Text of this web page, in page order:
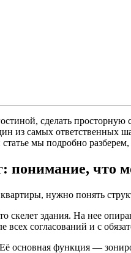
сделать просторную
из самых ответственных
мы подробно
что
нужно понять
скелет здания. На нее
всех согласований и с
Её основная функция —